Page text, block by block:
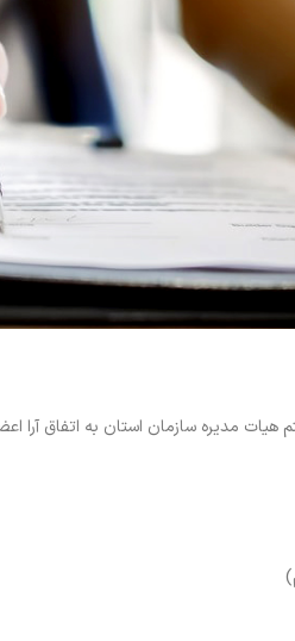
اتفاق آرا اعضا (13 رای) مجدداً برای سال دوم به شرح ذیل انتخاب و ابقا